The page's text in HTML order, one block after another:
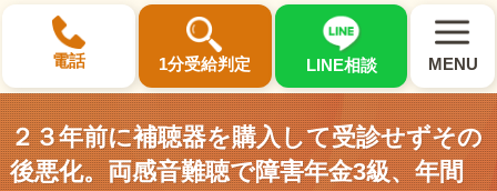
電話 1分受給判定 LINE相談 MENU
×
２３年前に補聴器を購入して受診せずその
後悪化。両感音難聴で障害年金3級、年間